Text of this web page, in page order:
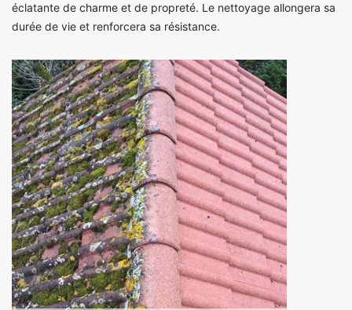
éclatante de charme et de propreté. Le nettoyage allongera sa
durée de vie et renforcera sa résistance.